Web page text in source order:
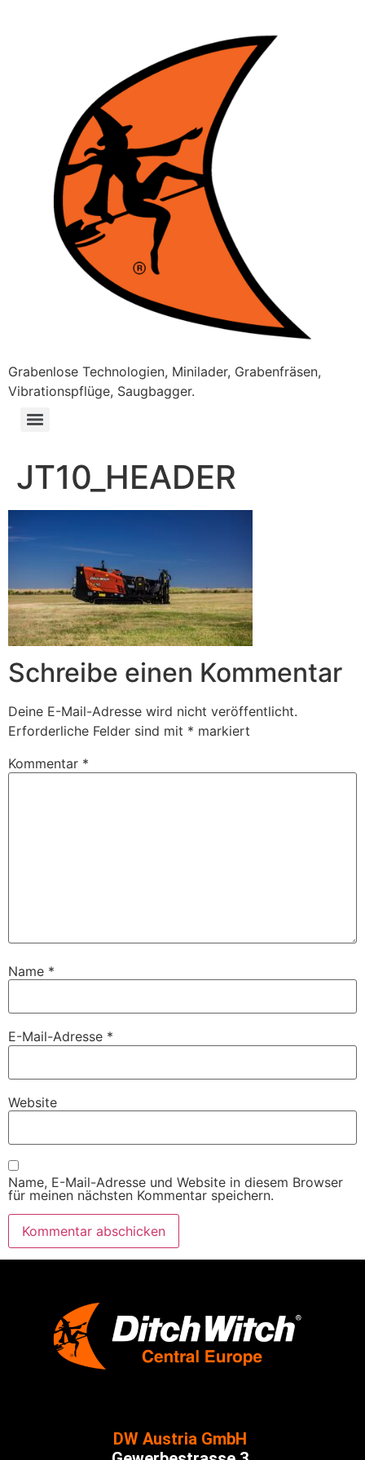
Grabenlose Technologien, Minilader, Grabenfräsen,
Vibrationspflüge, Saugbagger.
JT10_HEADER
Schreibe einen Kommentar
Deine E-Mail-Adresse wird nicht veröffentlicht.
Erforderliche Felder sind mit * markiert
Kommentar *
Name *
E-Mail-Adresse *
Website
Name, E-Mail-Adresse und Website in diesem Browser
für meinen nächsten Kommentar speichern.
DW Austria GmbH